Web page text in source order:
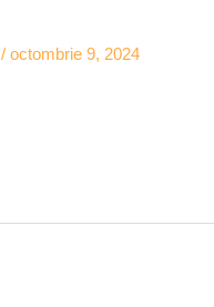
/octombrie 9, 2024